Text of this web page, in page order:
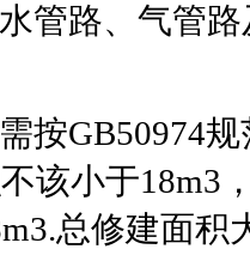
管路、气管
按GB50974
该小于18m3
总修建面积